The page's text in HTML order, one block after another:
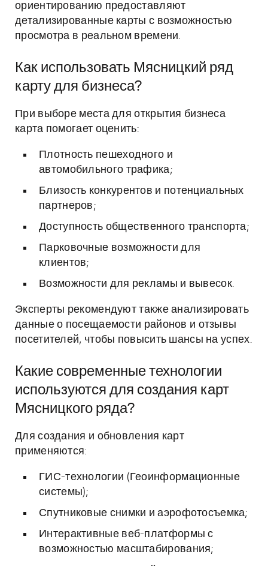
ориентированию предоставляют
детализированные карты с возможностью
просмотра в реальном времени.
Как использовать Мясницкий ряд
карту для бизнеса?
При выборе места для открытия бизнеса
карта помогает оценить:
Плотность пешеходного и
автомобильного трафика;
Близость конкурентов и потенциальных
партнеров;
Доступность общественного транспорта;
Парковочные возможности для
клиентов;
Возможности для рекламы и вывесок.
Эксперты рекомендуют также анализировать
данные о посещаемости районов и отзывы
посетителей, чтобы повысить шансы на успех.
Какие современные технологии
используются для создания карт
Мясницкого ряда?
Для создания и обновления карт
применяются:
ГИС-технологии (Геоинформационные
системы);
Спутниковые снимки и аэрофотосъемка;
Интерактивные веб-платформы с
возможностью масштабирования;